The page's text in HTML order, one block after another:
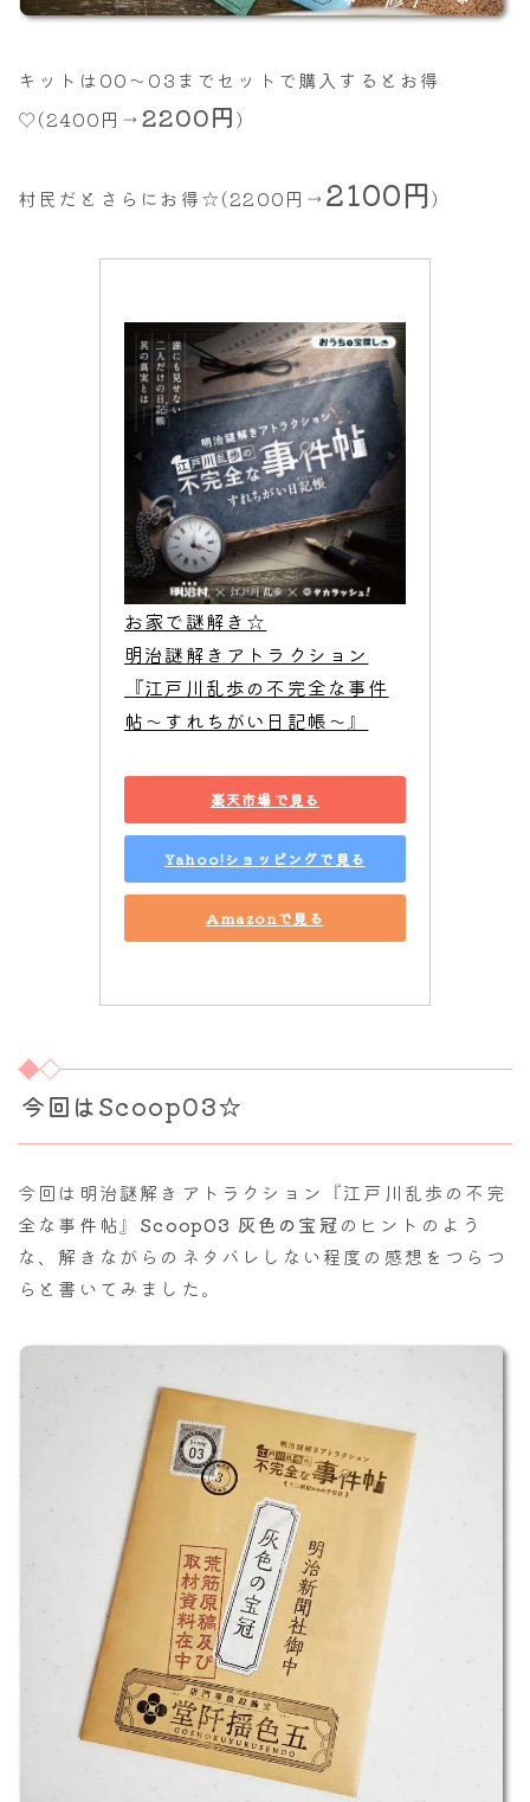
キットは00～03までセットで購入するとお得
♡(2400円→ 2200円)
村民だとさらにお得☆(2200円→ 2100円)
お家で謎解き☆
明治謎解きアトラクション
『江戸川乱歩の不完全な事件
帖〜すれちがい日記帳〜』
楽天市場で見る
Yahoo!ショッピングで見る
Amazonで見る
今回はScoop03☆
今回は明治謎解きアトラクション『江戸川乱歩の不完
全な事件帖』 Scoop03 灰色の宝冠 のヒントのよう
な、解きながらのネタバレしない程度の感想をつらつ
らと書いてみました。